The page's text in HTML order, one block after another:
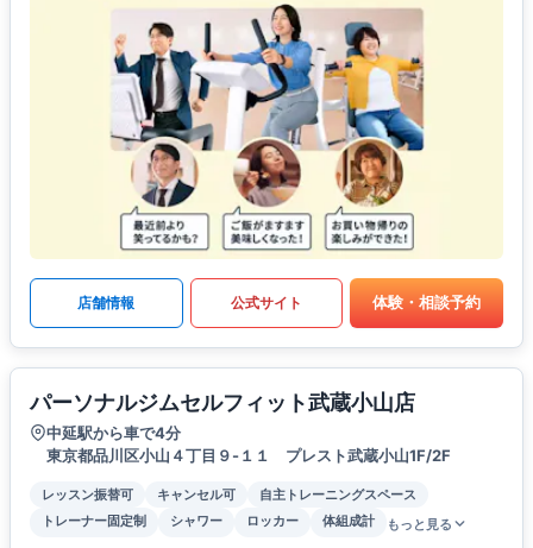
店舗情報 公式サイト 体験・相談予約
パーソナルジムセルフィット武蔵小山店
中延駅から車で4分
東京都品川区小山４丁目９-１１ プレスト武蔵小山1F/2F
レッスン振替可 キャンセル可
自主トレーニングスペース
トレーナー固定制
シャワー ロッカー 体組成計 もっと見る